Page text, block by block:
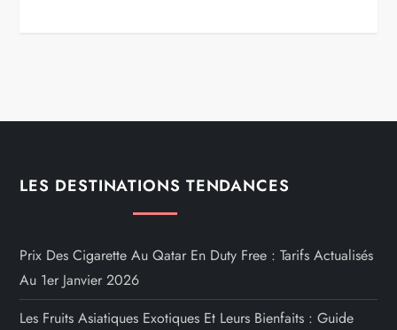
LES DESTINATIONS TENDANCES
Prix Des Cigarette Au Qatar En Duty Free : Tarifs Actualisés
Au 1er Janvier 2026
Les Fruits Asiatiques Exotiques Et Leurs Bienfaits : Guide